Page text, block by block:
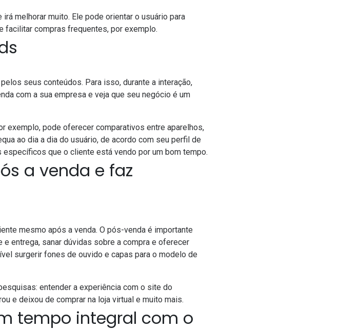
melhorar muito. Ele pode orientar o usuário para
facilitar compras frequentes, por exemplo.
seus conteúdos. Para isso, durante a interação,
com a sua empresa e veja que seu negócio é um
exemplo, pode oferecer comparativos entre aparelhos,
ao dia a dia do usuário, de acordo com seu perfil de
que o cliente está vendo por um bom tempo.
a venda e faz
mesmo após a venda. O pós-venda é importante
entrega, sanar dúvidas sobre a compra e oferecer
surgerir fones de ouvido e capas para o modelo de
entender a experiência com o site do
e deixou de comprar na loja virtual e muito mais.
tempo integral com o